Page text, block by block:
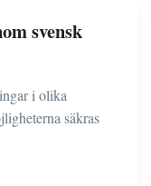
svensk
i olika
säkras